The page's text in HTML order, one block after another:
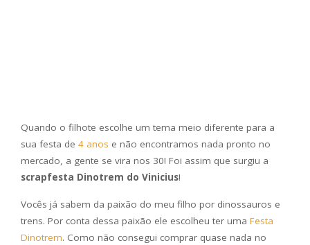
Quando o filhote escolhe um tema meio diferente para a
sua festa de 4 anos e não encontramos nada pronto no
mercado, a gente se vira nos 30! Foi assim que surgiu a
scrapfesta Dinotrem do Vinicius!
Vocês já sabem da paixão do meu filho por dinossauros e
trens. Por conta dessa paixão ele escolheu ter uma Festa
Dinotrem. Como não consegui comprar quase nada no